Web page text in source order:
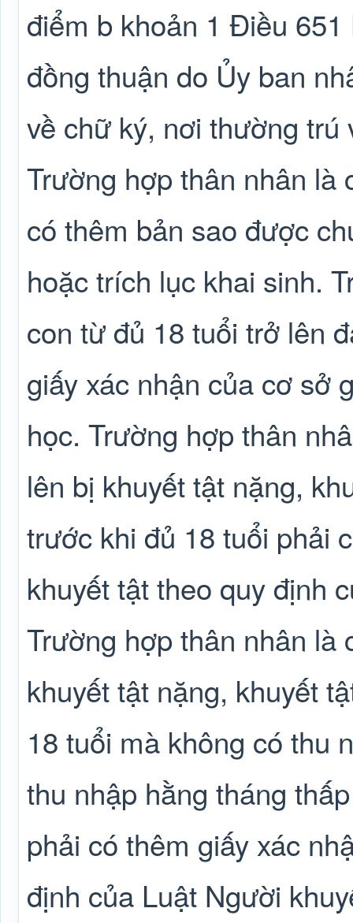
điểm b khoản 1 Điều
đồng thuận do Ủy ban
về chữ ký, nơi thường trú
Trường hợp thân nhân là
có thêm bản sao được
hoặc trích lục khai sinh.
con từ đủ 18 tuổi trở lên
giấy xác nhận của cơ sở
học. Trường hợp thân
lên bị khuyết tật nặng,
trước khi đủ 18 tuổi phải
khuyết tật theo quy định
Trường hợp thân nhân là
khuyết tật nặng, khuyết
18 tuổi mà không có thu
thu nhập hằng tháng
phải có thêm giấy xác
định của Luật Người